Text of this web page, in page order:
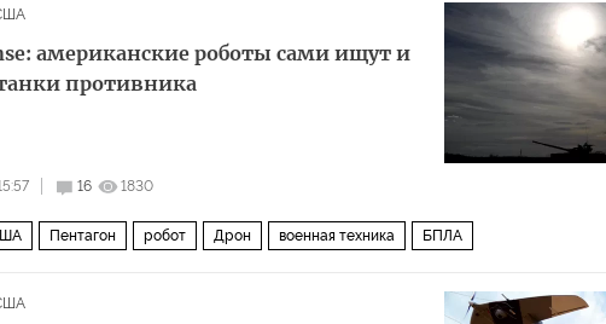
американские роботы сами ищут и
противника
16 1830
Пентагон робот Дрон военная техника БПЛА